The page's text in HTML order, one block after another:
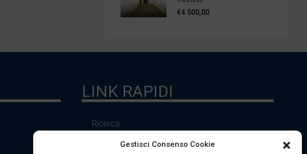
Gestisci Consenso Cookie
€4.500,00
LINK RAPIDI
Ricerca
Servizi Finanziari